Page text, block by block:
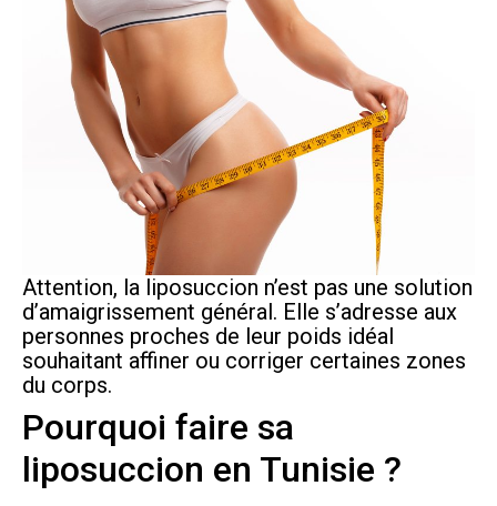
Attention, la liposuccion n’est pas une solution
d’amaigrissement général. Elle s’adresse aux
personnes proches de leur poids idéal
souhaitant affiner ou corriger certaines zones
du corps.
Pourquoi faire sa
liposuccion en Tunisie ?